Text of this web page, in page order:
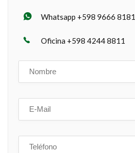
Whatsapp +598 9666 8181
Oficina +598 4244 8811